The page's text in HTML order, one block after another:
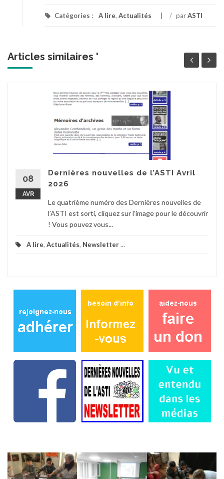
Catégories : A lire, Actualités / parASTI
Articles similaires '
08
AVR
Dernières nouvelles de l’ASTI Avril
2026
Le quatrième numéro des Dernières nouvelles de
l’ASTI est sorti, cliquez sur l’image pour le découvrir
! Vous pouvez vous...
A lire, Actualités, Newsletter...